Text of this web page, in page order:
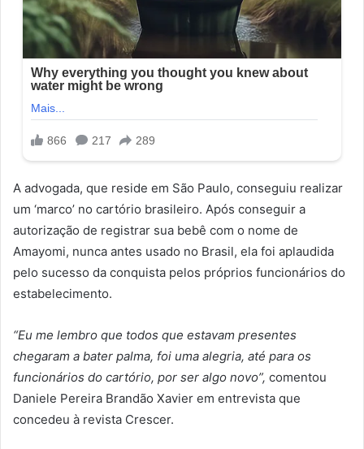
A advogada, que reside em São Paulo, conseguiu realizar
um ‘marco’ no cartório brasileiro. Após conseguir a
autorização de registrar sua bebê com o nome de
Amayomi, nunca antes usado no Brasil, ela foi aplaudida
pelo sucesso da conquista pelos próprios funcionários do
estabelecimento.
“Eu me lembro que todos que estavam presentes
chegaram a bater palma, foi uma alegria, até para os
funcionários do cartório, por ser algo novo”, comentou
Daniele Pereira Brandão Xavier em entrevista que
concedeu à revista Crescer.